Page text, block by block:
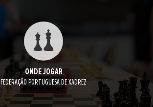
ONDE JOGAR
FEDERAÇÃO PORTUGUESA DE XADREZ